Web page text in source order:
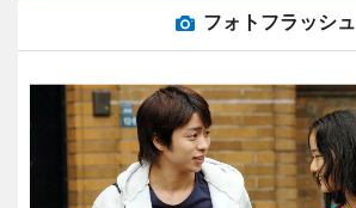
フォトフラッシュ